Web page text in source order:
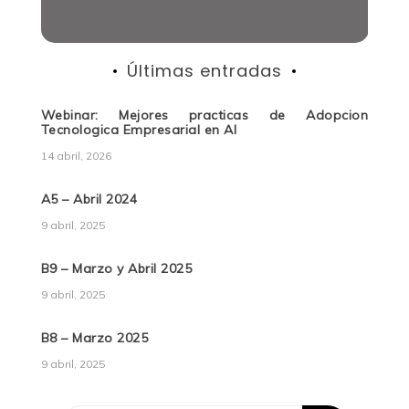
Últimas entradas
Webinar: Mejores practicas de Adopcion
Tecnologica Empresarial en AI
14 abril, 2026
A5 – Abril 2024
9 abril, 2025
B9 – Marzo y Abril 2025
9 abril, 2025
B8 – Marzo 2025
9 abril, 2025